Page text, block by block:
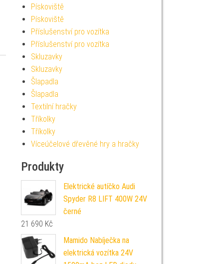
Pískoviště
Pískoviště
Příslušenství pro vozítka
Příslušenství pro vozítka
Skluzavky
Skluzavky
Šlapadla
Šlapadla
Textilní hračky
Tříkolky
Tříkolky
Víceúčelové dřevěné hry a hračky
Produkty
Elektrické autíčko Audi
Spyder R8 LIFT 400W 24V
černé
21 690 Kč
Mamido Nabíječka na
elektrická vozítka 24V